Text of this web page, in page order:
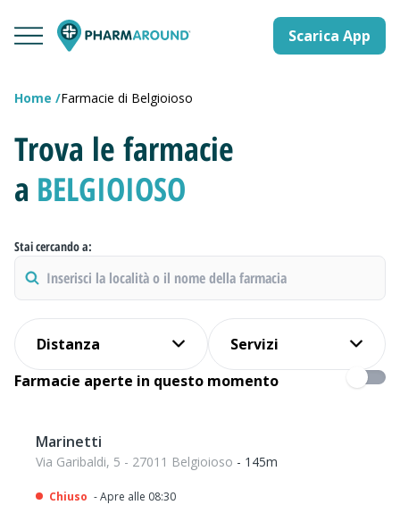
Scarica App
Home Farmacie di Belgioioso
Trova le farmacie
a BELGIOIOSO
Stai cercando a:
Distanza
Servizi
Farmacie aperte in questo momento
Marinetti
Via Garibaldi, 5 - 27011 Belgioioso - 145m
Chiuso - Apre alle 08:30